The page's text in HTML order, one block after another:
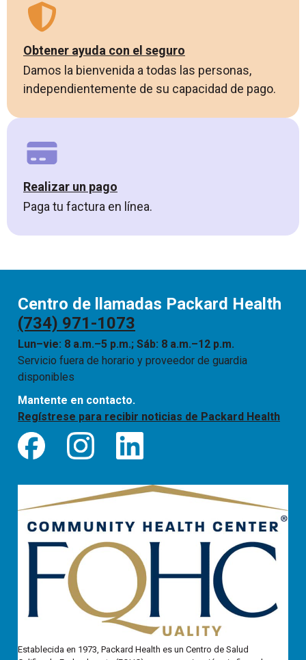
Obtener ayuda con el seguro
Damos la bienvenida a todas las personas,
independientemente de su capacidad de pago.
Realizar un pago
Paga tu factura en línea.
Centro de llamadas Packard Health
(734) 971-1073
Lun–vie: 8 a.m.–5 p.m.; Sáb: 8 a.m.–12 p.m.
Servicio fuera de horario y proveedor de guardia
disponibles
Mantente en contacto.
Regístrese para recibir noticias de Packard Health
Establecida en 1973, Packard Health es un Centro de Salud